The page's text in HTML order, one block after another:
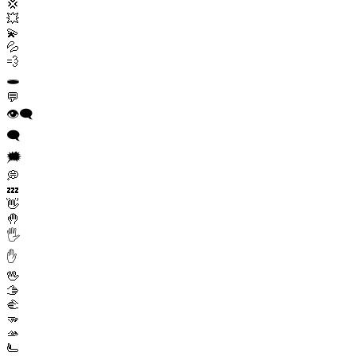
💢
💥
💫
💦
💨
🕳️
💬
👁️‍🗨️
🗨️
🗯️
💭
💤
👋
🤚
🖐️
✋
🖖
🫱
🫲
🫳
🫴
🫷